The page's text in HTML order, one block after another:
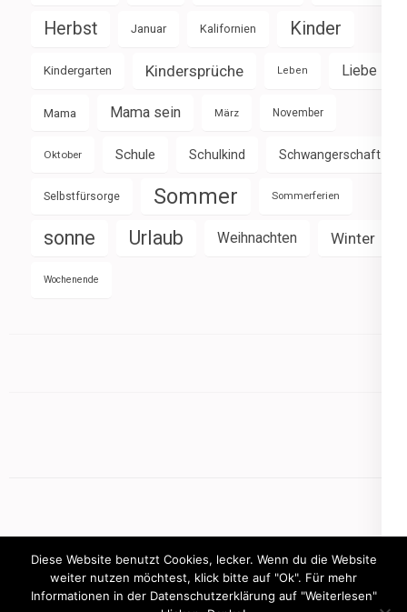
Herbst Januar Kalifornien Kinder
Kindergarten Kindersprüche Leben Liebe
Mama Mama sein März November
Oktober Schule Schulkind Schwangerschaft
Selbstfürsorge Sommer Sommerferien
sonne Urlaub Weihnachten Winter
Wochenende
Diese Website benutzt Cookies, lecker. Wenn du die Website
weiter nutzen möchtest, klick bitte auf "Ok". Für mehr
Informationen in der Datenschutzerklärung auf "Weiterlesen"